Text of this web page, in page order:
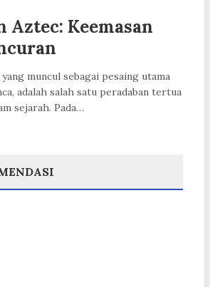
Aztec: Keemasan
muncul sebagai pesaing utama
adalah salah satu peradaban tertua
sejarah. Pada…